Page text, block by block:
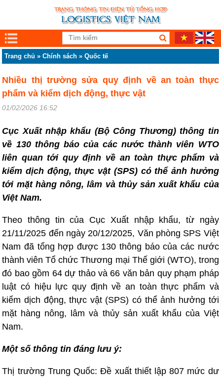
Trang chủ »Chính sách »Quốc tế
Nhiều thị trường sửa quy định về an toàn thực
phẩm và kiểm dịch động, thực vật
01/02/2026 16:52
Cục Xuất nhập khẩu (Bộ Công Thương) thông tin
về 130 thông báo của các nước thành viên WTO
liên quan tới quy định về an toàn thực phẩm và
kiểm dịch động, thực vật (SPS) có thể ảnh hưởng
tới mặt hàng nông, lâm và thủy sản xuất khẩu của
Việt Nam.
Theo thông tin của Cục Xuất nhập khẩu, từ ngày
21/11/2025 đến ngày 20/12/2025, Văn phòng SPS Việt
Nam đã tổng hợp được 130 thông báo của các nước
thành viên Tổ chức Thương mại Thế giới (WTO), trong
đó bao gồm 64 dự thảo và 66 văn bản quy phạm pháp
luật có hiệu lực quy định về an toàn thực phẩm và
kiểm dịch động, thực vật (SPS) có thể ảnh hưởng tới
mặt hàng nông, lâm và thủy sản xuất khẩu của Việt
Nam.
Một số thông tin đáng lưu ý:
Thị trường Trung Quốc: Đề xuất thiết lập 807 mức dư